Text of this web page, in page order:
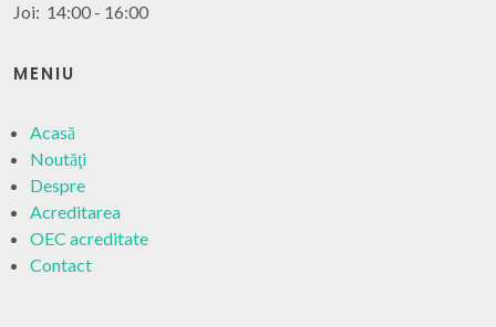
Joi: 14:00 - 16:00
MENIU
Acasă
Noutăţi
Despre
Acreditarea
OEC acreditate
Contact